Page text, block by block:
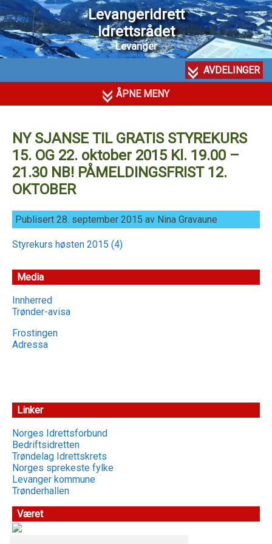
Levangeridrett
Idrettsrådet
Levanger
AVDELINGER
ÅPNE MENY
NY SJANSE TIL GRATIS STYREKURS
15. OG 22. oktober 2015 Kl. 19.00 –
21.30 NB! PÅMELDINGSFRIST 12.
OKTOBER
Publisert 28. september 2015 av Nina Gravaune
Styrekurs høsten 2015 (4)
Media
Innherred
Trønder-avisa
Frostingen
Adressa
Linker
Norges Idrettsforbund
Bedriftsidretten
Trøndelag Idrettskrets
Norges sprekeste fylke
Levanger kommune
Trønderhallen
Været